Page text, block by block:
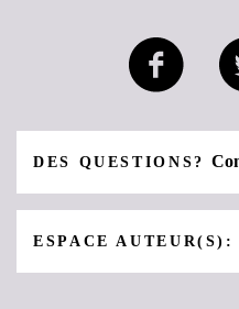
DES QUESTIONS?
ESPACE